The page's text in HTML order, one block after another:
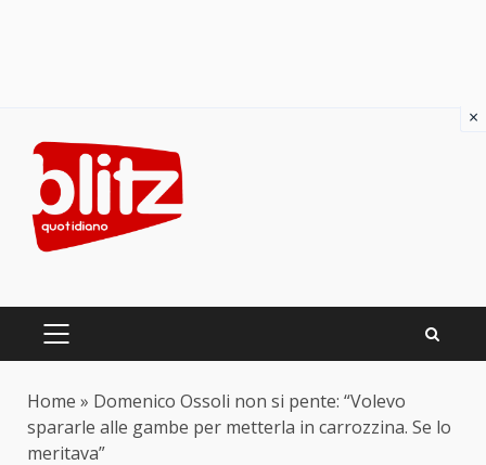
content
PRIMARY
Home » Domenico Ossoli non si pente: “Volevo
spararle alle gambe per metterla in carrozzina. Se lo
meritava”
×